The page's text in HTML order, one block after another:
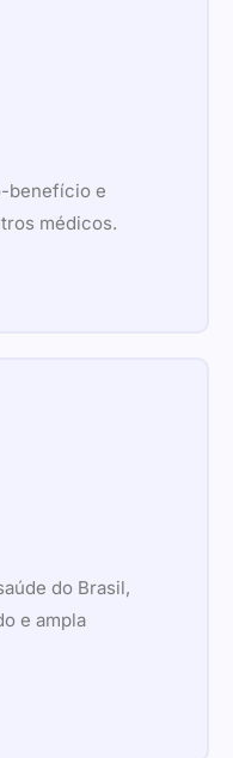
benefício e
médicos.
do Brasil,
e ampla